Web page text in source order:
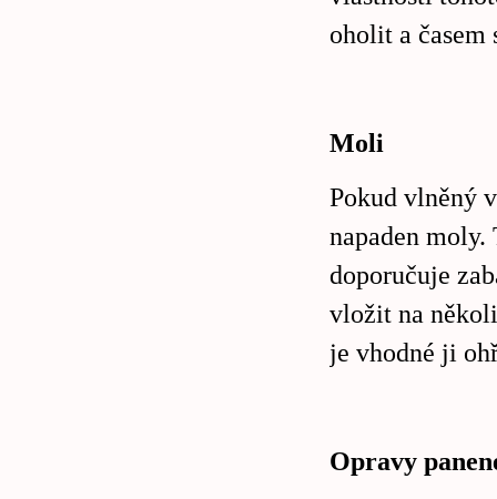
oholit a
Moli
Pokud vlněný
napaden moly.
doporučuje
vložit na
je vhodné ji
Opravy